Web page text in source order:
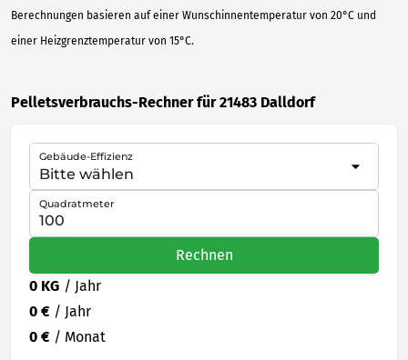
Berechnungen basieren auf einer Wunschinnentemperatur von 20°C und
einer Heizgrenztemperatur von 15°C.
Pelletsverbrauchs-Rechner für 21483 Dalldorf
Gebäude-Effizienz
Quadratmeter
Rechnen
0 KG / Jahr
0 € / Jahr
0 € / Monat